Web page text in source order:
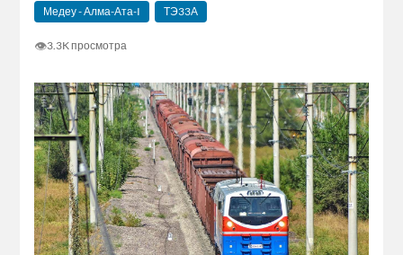
Медеу - Алма-Ата-I ТЭ33А
👁3.3K просмотра